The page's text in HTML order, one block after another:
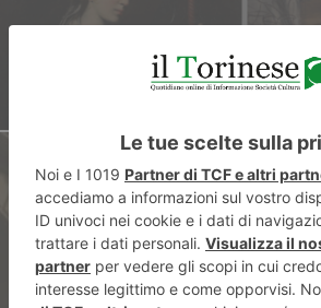
ARTICOLO SUCCESSIVO